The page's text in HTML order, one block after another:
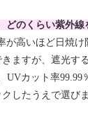
どのくらい紫外
が高いほど日焼
ますが、 遮光す
UVカット率
したうえで選び